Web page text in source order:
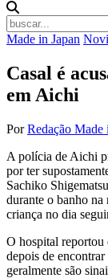
Made in Japan
Casal é
em Aichi
PorRedação Made
A polícia de Aichi
por ter
Sachiko
durante o banho
criança no dia
O hospital reportou
depois de
geralmente são